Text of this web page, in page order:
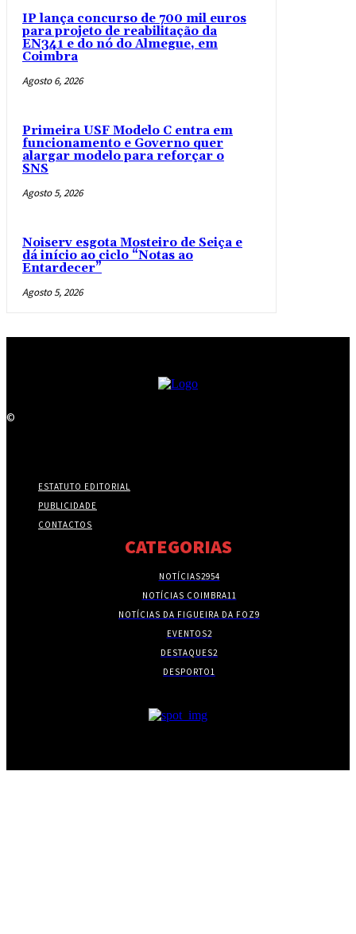
IP lança concurso de 700 mil euros
para projeto de reabilitação da
EN341 e do nó do Almegue, em
Coimbra
Agosto 6, 2026
Primeira USF Modelo C entra em
funcionamento e Governo quer
alargar modelo para reforçar o
SNS
Agosto 5, 2026
Noiserv esgota Mosteiro de Seiça e
dá início ao ciclo “Notas ao
Entardecer”
Agosto 5, 2026
©
ESTATUTO EDITORIAL
PUBLICIDADE
CONTACTOS
CATEGORIAS
NOTÍCIAS2954
NOTÍCIAS COIMBRA11
NOTÍCIAS DA FIGUEIRA DA FOZ9
EVENTOS2
DESTAQUES2
DESPORTO1